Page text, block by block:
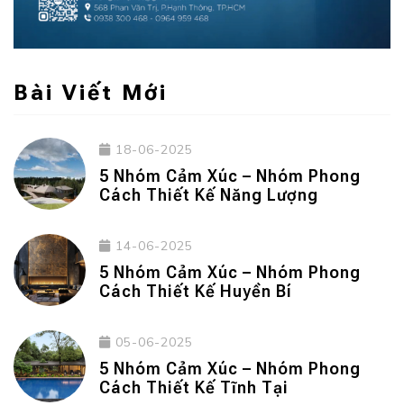
Bài Viết Mới
18-06-2025
5 Nhóm Cảm Xúc – Nhóm Phong
Cách Thiết Kế Năng Lượng
14-06-2025
5 Nhóm Cảm Xúc – Nhóm Phong
Cách Thiết Kế Huyền Bí
05-06-2025
5 Nhóm Cảm Xúc – Nhóm Phong
Cách Thiết Kế Tĩnh Tại